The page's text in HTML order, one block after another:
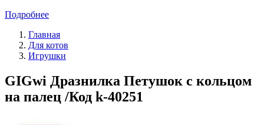
Подробнее
Главная
Для котов
Игрушки
GIGwi Дразнилка Петушок с кольцом
на палец /Код k-40251